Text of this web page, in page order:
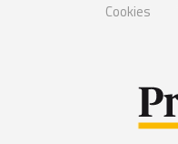
Cookies